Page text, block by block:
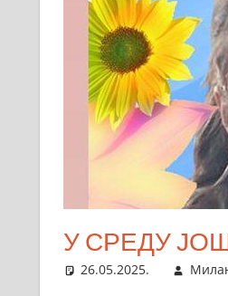
У СРЕДУ
26.05.2025.